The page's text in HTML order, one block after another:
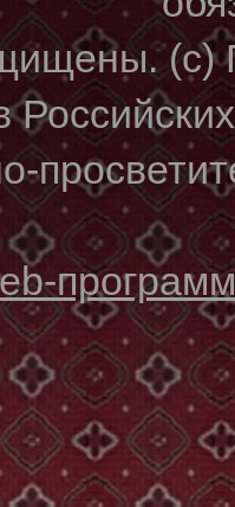
(с)